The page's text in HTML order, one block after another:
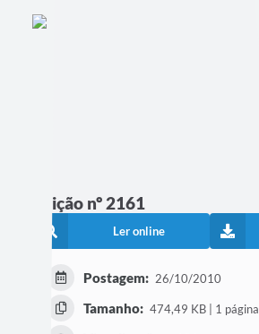
Edição nº 2161
Ler online
Postagem: 26/10/2010
Tamanho: 474,49 KB | 1 página